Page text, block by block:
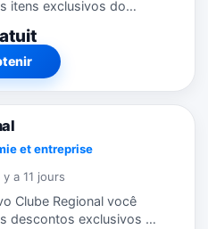
itens exclusivos do
das promoções e
et entreprise
y a 11 jours
Clube Regional você
descontos exclusivos do